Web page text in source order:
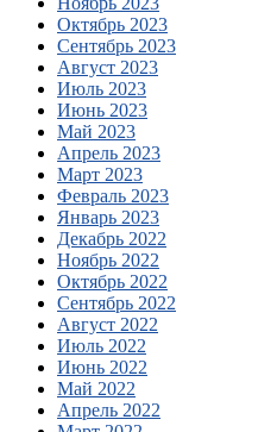
Октябрь 2023
Сентябрь 2023
Август 2023
Июль 2023
Июнь 2023
Май 2023
Апрель 2023
Март 2023
Февраль 2023
Январь 2023
Декабрь 2022
Ноябрь 2022
Октябрь 2022
Сентябрь 2022
Август 2022
Июль 2022
Июнь 2022
Май 2022
Апрель 2022